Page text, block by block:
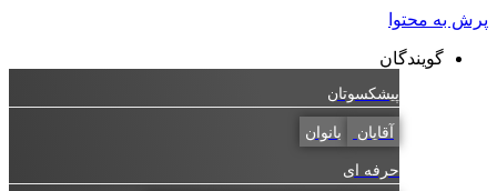
پرش به محتوا
گویندگان
پیشکسوتان
آقایان بانوان
حرفه ای